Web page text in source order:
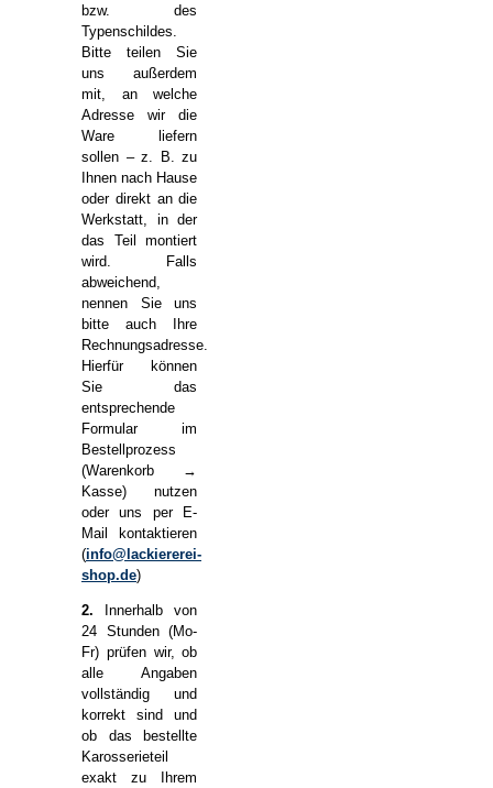
bzw. des
Typenschildes.
Bitte teilen Sie
uns außerdem
mit, an welche
Adresse wir die
Ware liefern
sollen – z. B. zu
Ihnen nach Hause
oder direkt an die
Werkstatt, in der
das Teil montiert
wird. Falls
abweichend,
nennen Sie uns
bitte auch Ihre
Rechnungsadresse.
Hierfür können
Sie das
entsprechende
Formular im
Bestellprozess
(Warenkorb →
Kasse) nutzen
oder uns per E-
Mail kontaktieren
(info@lackiererei-
shop.de)
2. Innerhalb von
24 Stunden (Mo-
Fr) prüfen wir, ob
alle Angaben
vollständig und
korrekt sind und
ob das bestellte
Karosserieteil
exakt zu Ihrem